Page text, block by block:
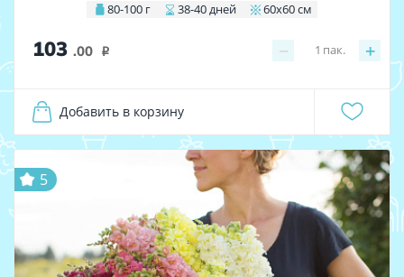
80-100 г 38-40 дней 60х60 см
103 .00 i − +
1 пак.
Добавить в корзину
5